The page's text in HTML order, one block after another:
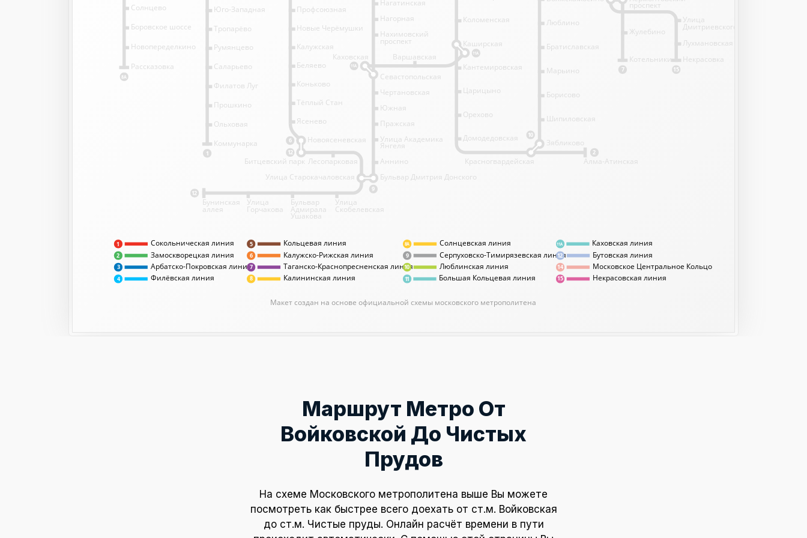
Сокольническая линия
Замоскворецкая линия
Арбатско-Покровская линия
Филёвская линия
Кольцевая линия
Калужско-Рижская линия
Таганско-Краснопресненская линия
Калининская линия
Солнцевская линия
Серпуховско-Тимирязевская линия
Люблинская линия
Каховская линия
Бутовская линия
Московское Центральное Кольцо
Макет создан на основе официальной схемы московского метрополитена
2
3
11А
Большая Кольцевая линия
8
9
10
7
6 12
8А
11
14
5
4
1
15 Некрасовская линия
7
2
10
11А
11А
9
6
12
12
1
8А
15
Профсоюзная
Новые Черёмушки
Калужская
Беляево
Коньково
Тёплый Стан
Ясенево
Новоясеневская
Нагатинская
Нагорная
Нахимовский
проспект
Севастопольская
Чертановская
Южная
Пражская
Улица Академика
Янгеля
проспект
Жулебино
Котельники
Люблино
Братиславская
Марьино
Борисово
Шипиловская
Зябликово
Коломенская
Каширская
Кантемировская
Царицыно
Орехово
Домодедовская
Красногвардейская Алма-Атинская
Аннино
Бульвар Дмитрия Донского
Саларьево
Румянцево
Тропарёво
Юго-Западная
Варшавская
Битцевский парк Лесопарковая
Улица Старокачаловская
Улица
Скобелевская
Бульвар
Адмирала
Ушакова
Улица
Горчакова
Бунинская
аллея
Каховская
Рассказовка
Новопеределкино
Боровское шоссе
Солнцево
Улица
Дмитриевского
Лухмановская
Некрасовка
Филатов Луг
Прошкино
Ольховая
Коммунарка
Маршрут Метро От
Войковской До Чистых
Прудов
На схеме Московского метрополитена выше Вы можете
посмотреть как быстрее всего доехать от ст.м. Войковская
до ст.м. Чистые пруды. Онлайн расчёт времени в пути